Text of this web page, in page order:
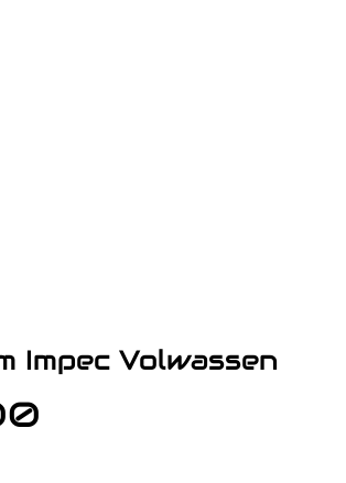
Impec Volwassen